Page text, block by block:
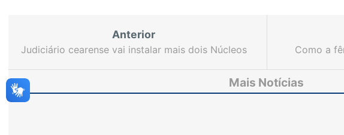
Anterior
Judiciário cearense vai instalar mais dois Núcleos
Como a
Mais Notícias